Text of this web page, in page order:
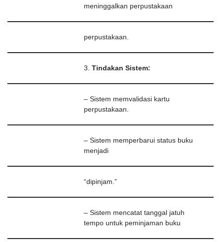
meninggalkan perpustakaan
perpustakaan.
3. Tindakan Sistem:
– Sistem memvalidasi kartu
perpustakaan.
– Sistem memperbarui status buku
menjadi
“dipinjam.”
– Sistem mencatat tanggal jatuh
tempo untuk peminjaman buku